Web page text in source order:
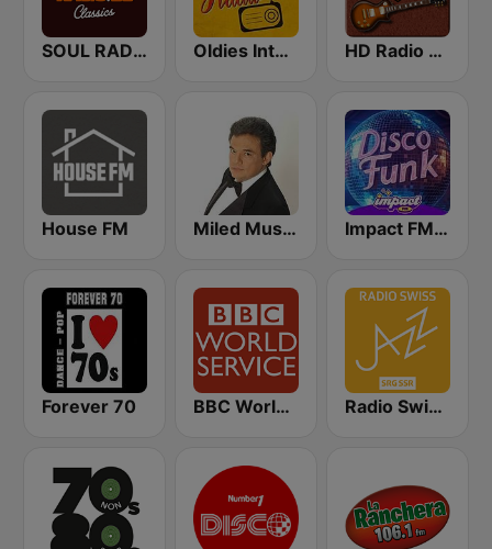
SOUL RADIO Classics Oldies Internet Radio HD Radio - Classic Rock
House FM Miled Music José José Impact FM - Disco Funk
Forever 70 BBC World Service Radio Swiss Jazz